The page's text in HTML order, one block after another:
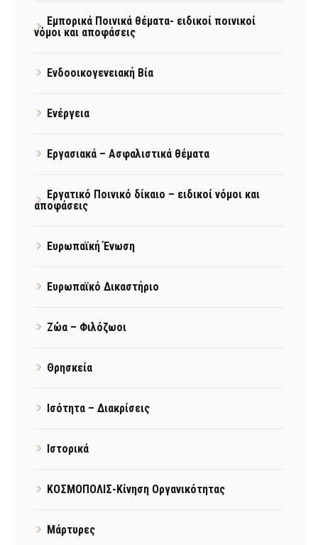
Εμπορικά Ποινικά θέματα- ειδικοί ποινικοί
νόμοι και αποφάσεις
Ενδοοικογενειακή Βία
Ενέργεια
Εργασιακά – Ασφαλιστικά θέματα
Εργατικό Ποινικό δίκαιο – ειδικοί νόμοι και
αποφάσεις
Ευρωπαϊκή Ένωση
Ευρωπαϊκό Δικαστήριο
Ζώα – Φιλόζωοι
Θρησκεία
Ισότητα – Διακρίσεις
Ιστορικά
ΚΟΣΜΟΠΟΛΙΣ-Κίνηση Οργανικότητας
Μάρτυρες